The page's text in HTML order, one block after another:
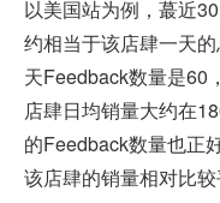
以美国站为例，蕞近
约相当于该店肆一天
天Feedback数量是60
店肆日均销量大约在
的Feedback数量也正
该店肆的销量相对比较